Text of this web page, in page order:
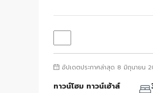
อัปเดตประกาศล่าสุด 8 มิถุนายน
ทาวน์โฮม ทาวน์เฮ้าส์